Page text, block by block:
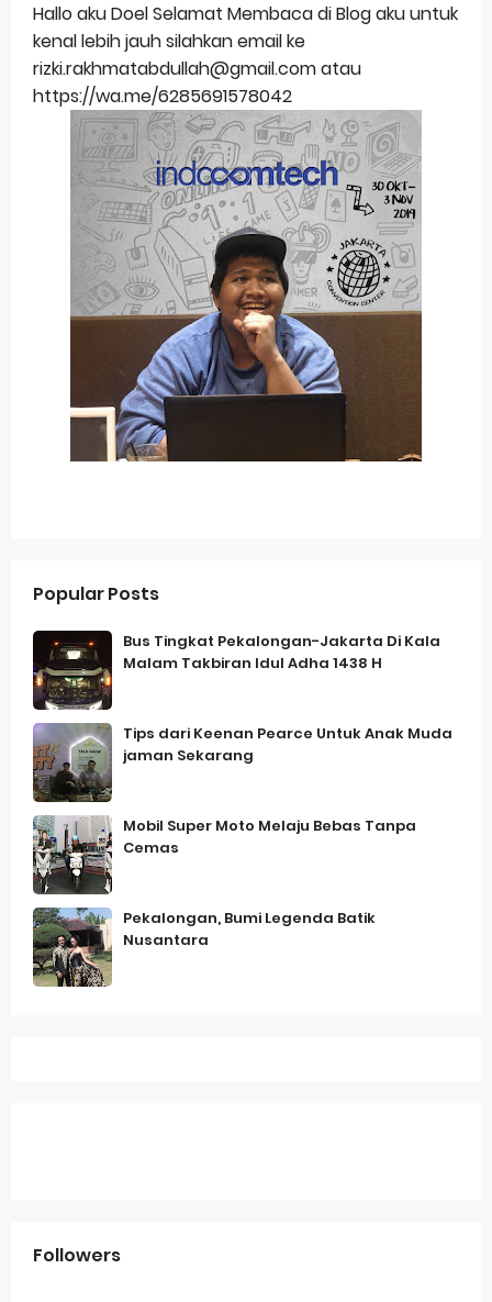
Hallo aku Doel Selamat Membaca di Blog aku untuk
kenal lebih jauh silahkan email ke
rizki.rakhmatabdullah@gmail.com atau
https://wa.me/6285691578042
Popular Posts
Bus Tingkat Pekalongan-Jakarta Di Kala
Malam Takbiran Idul Adha 1438 H
Tips dari Keenan Pearce Untuk Anak Muda
jaman Sekarang
Mobil Super Moto Melaju Bebas Tanpa
Cemas
Pekalongan, Bumi Legenda Batik
Nusantara
Followers